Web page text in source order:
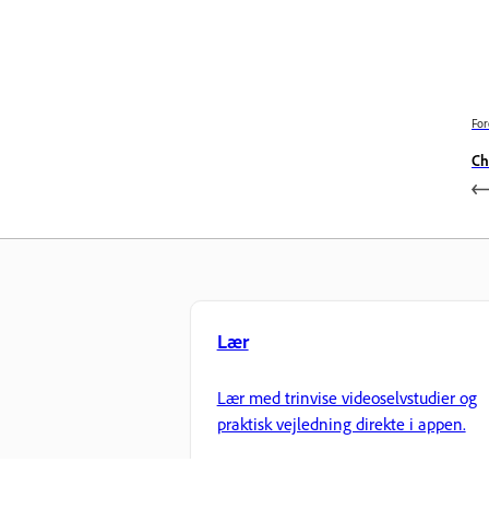
Lær
Lær med trinvise videoselvstudier og
praktisk vejledning direkte i appen.